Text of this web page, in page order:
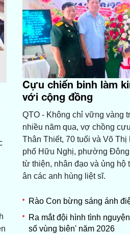
Cựu chiến binh làm
với cộng đồng
QTO - Không chỉ vững vàng
nhiều năm qua, vợ chồng
Thân Thiết, 70 tuổi và Võ Thị
phố Hữu Nghị, phường
từ thiện, nhân đạo và ủng hộ
ân các anh hùng liệt sĩ.
Rào Con bừng sáng ánh
Ra mắt đội hình tình
số vùng biên' năm 2026